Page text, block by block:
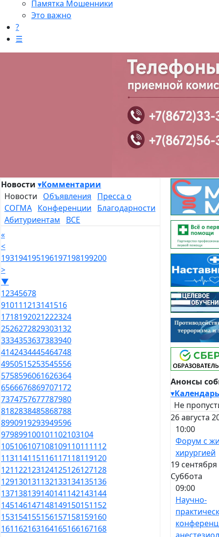
Памятка Мошенники
Это важно
?
☰
Новости ▾Комментарии
Новости Объявления
Пресса о
СОГМА Конференции
Благодарности
Абитуриентам
ВСЕ
«
<
193194195196197198199200
>
▼
12345678
910111213141516
1718192021222324
2526272829303132
3334353637383940
4142434445464748
4950515253545556
5758596061626364
6566676869707172
7374757677787980
8182838485868788
8990919293949596
979899100101102103104
105106107108109110111112
113114115116117118119120
121122123124125126127128
129130131132133134135136
137138139140141142143144
145146147148149150151152
153154155156157158159160
161162163164165166167168
Анонсы
▾
Не
26 августа
10:00
Форум с
хирургией
19
Суббота
09:00
Научно-